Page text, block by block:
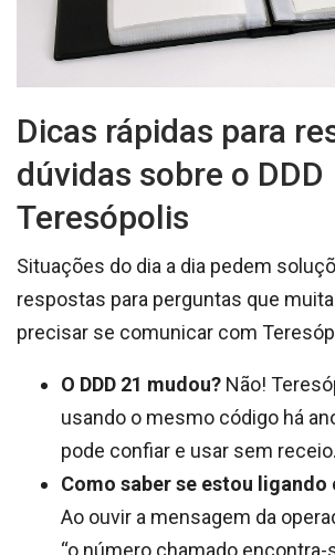
Dicas rápidas para
dúvidas sobre o DDD
Teresópolis
Situações do dia a dia pedem
respostas para perguntas que
precisar se comunicar com
O DDD 21 mudou? Não!
usando o mesmo código há
pode confiar e usar sem receio.
Como saber se estou
Ao ouvir a mensagem da
“o número chamado encontra-